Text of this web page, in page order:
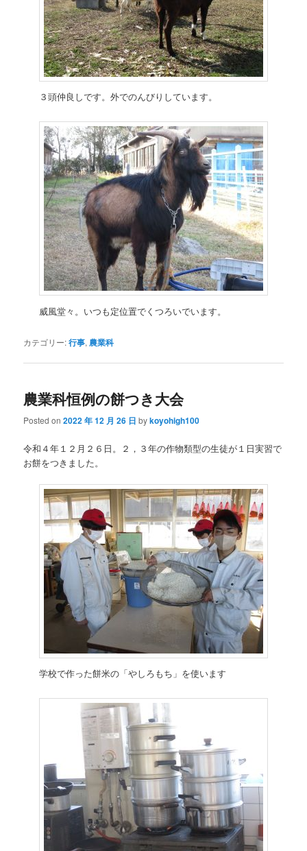
３頭仲良しです。外でのんびりしています。
威風堂々。いつも定位置でくつろいでいます。
カテゴリー:行事, 農業科
農業科恒例の餅つき大会
Posted on2022 年 12 月 26 日 bykoyohigh100
令和４年１２月２６日。２，３年の作物類型の生徒が１日実習で
お餅をつきました。
学校で作った餅米の「やしろもち」を使います